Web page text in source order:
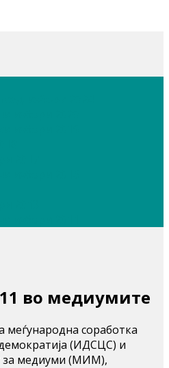
во медиумите
меѓународна соработка
(ИДСЦС) и
за медиуми (МИМ),